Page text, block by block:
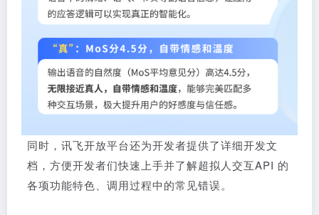
同时，讯飞开放平台还为开发者提供了详细开发文
档，方便开发者们快速上手并了解超拟人交互API 的
各项功能特色、调用过程中的常见错误。